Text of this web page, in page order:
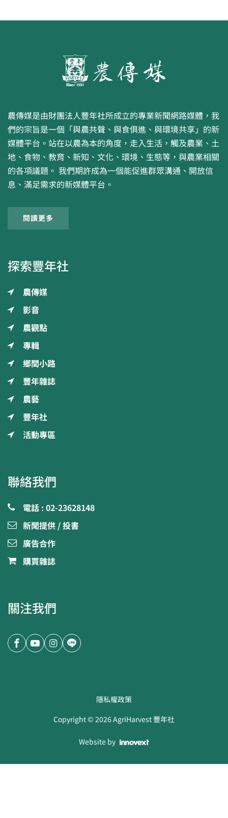
農傳媒是由財團法人豐年社所成立的專業新聞網路媒體，我
們的宗旨是一個「與農共聲、與食俱進、與環境共享」的新
媒體平台。站在以農為本的角度，走入生活，觸及農業、土
地、食物、教育、新知、文化、環境、生態等，與農業相關
的各項議題。 我們期許成為一個能促進群眾溝通、開放信
息、滿足需求的新媒體平台。
閱讀更多
探索豐年社
農傳媒
影音
農觀點
專輯
鄉間小路
豐年雜誌
農藝
豐年社
活動專區
聯絡我們
電話 : 02-23628148
新聞提供 / 投書
廣告合作
購買雜誌
關注我們
隱私權政策
Copyright ©2026AgriHarvest 豐年社
Website by